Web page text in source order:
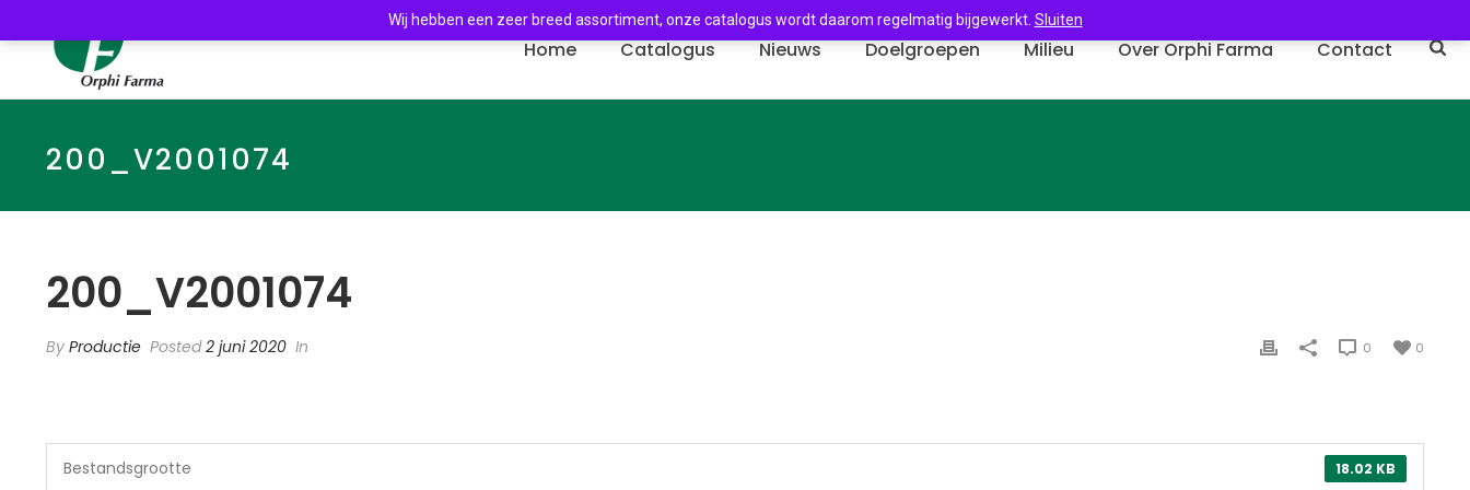
Home Catalogus Nieuws Doelgroepen Milieu Over Orphi Farma Contact
200_V2001074
200_V2001074
By Productie Posted2 juni 2020 In 0
0
18.02 KB
Bestandsgrootte
Wij hebben een zeer breed assortiment, onze catalogus wordt daarom regelmatig bijgewerkt. Sluiten